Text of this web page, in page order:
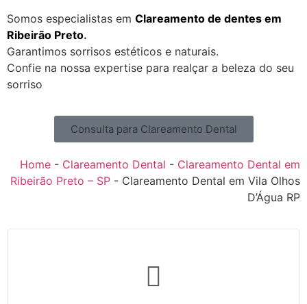
Somos especialistas em Clareamento de dentes em
Ribeirão Preto.
Garantimos sorrisos estéticos e naturais.
Confie na nossa expertise para realçar a beleza do seu
sorriso
Consulta para Clareamento Dental
Home - Clareamento Dental - Clareamento Dental em
Ribeirão Preto – SP - Clareamento Dental em Vila Olhos
D’Água RP